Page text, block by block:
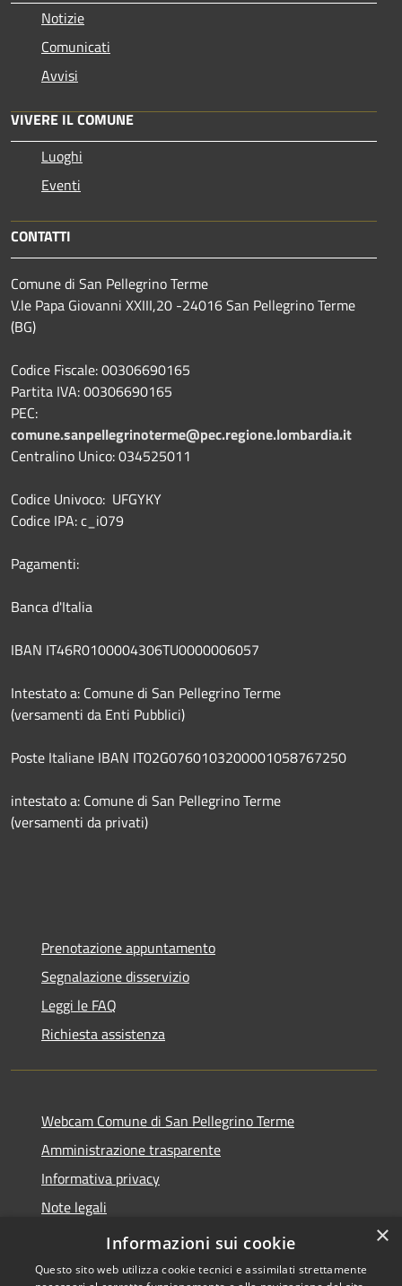
Notizie
Comunicati
Avvisi
VIVERE IL COMUNE
Luoghi
Eventi
CONTATTI
Comune di San Pellegrino Terme
V.le Papa Giovanni XXIII,20 -24016 San Pellegrino Terme
(BG)
Codice Fiscale: 00306690165
Partita IVA: 00306690165
PEC:
comune.sanpellegrinoterme@pec.regione.lombardia.it
Centralino Unico: 034525011
Codice Univoco: UFGYKY
Codice IPA: c_i079
Pagamenti:
Banca d'Italia
IBAN IT46R0100004306TU0000006057
Intestato a: Comune di San Pellegrino Terme
(versamenti da Enti Pubblici)
Poste Italiane IBAN IT02G0760103200001058767250
intestato a: Comune di San Pellegrino Terme
(versamenti da privati)
Prenotazione appuntamento
Segnalazione disservizio
Leggi le FAQ
Richiesta assistenza
Webcam Comune di San Pellegrino Terme
Amministrazione trasparente
Informativa privacy
Note legali
Dichiarazione di accessibilità
×
Informazioni sui cookie
Questo sito web utilizza cookie tecnici e assimilati strettamente